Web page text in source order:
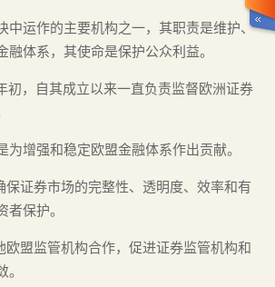
中运作的主要机构之一，其职责是维护、
融体系，其使命是保护公众利益。
初，自其成立以来一直负责监督欧洲证券
为增强和稳定欧盟金融体系作出贡献。
保证券市场的完整性、透明度、效率和有
保护。
欧盟监管机构合作，促进证券监管机构和